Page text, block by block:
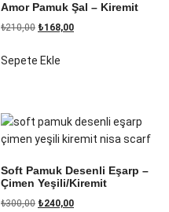
Amor Pamuk Şal – Kiremit
₺210,00 ₺168,00
Sepete Ekle
Soft Pamuk Desenli Eşarp –
Çimen Yeşili/Kiremit
₺300,00 ₺240,00